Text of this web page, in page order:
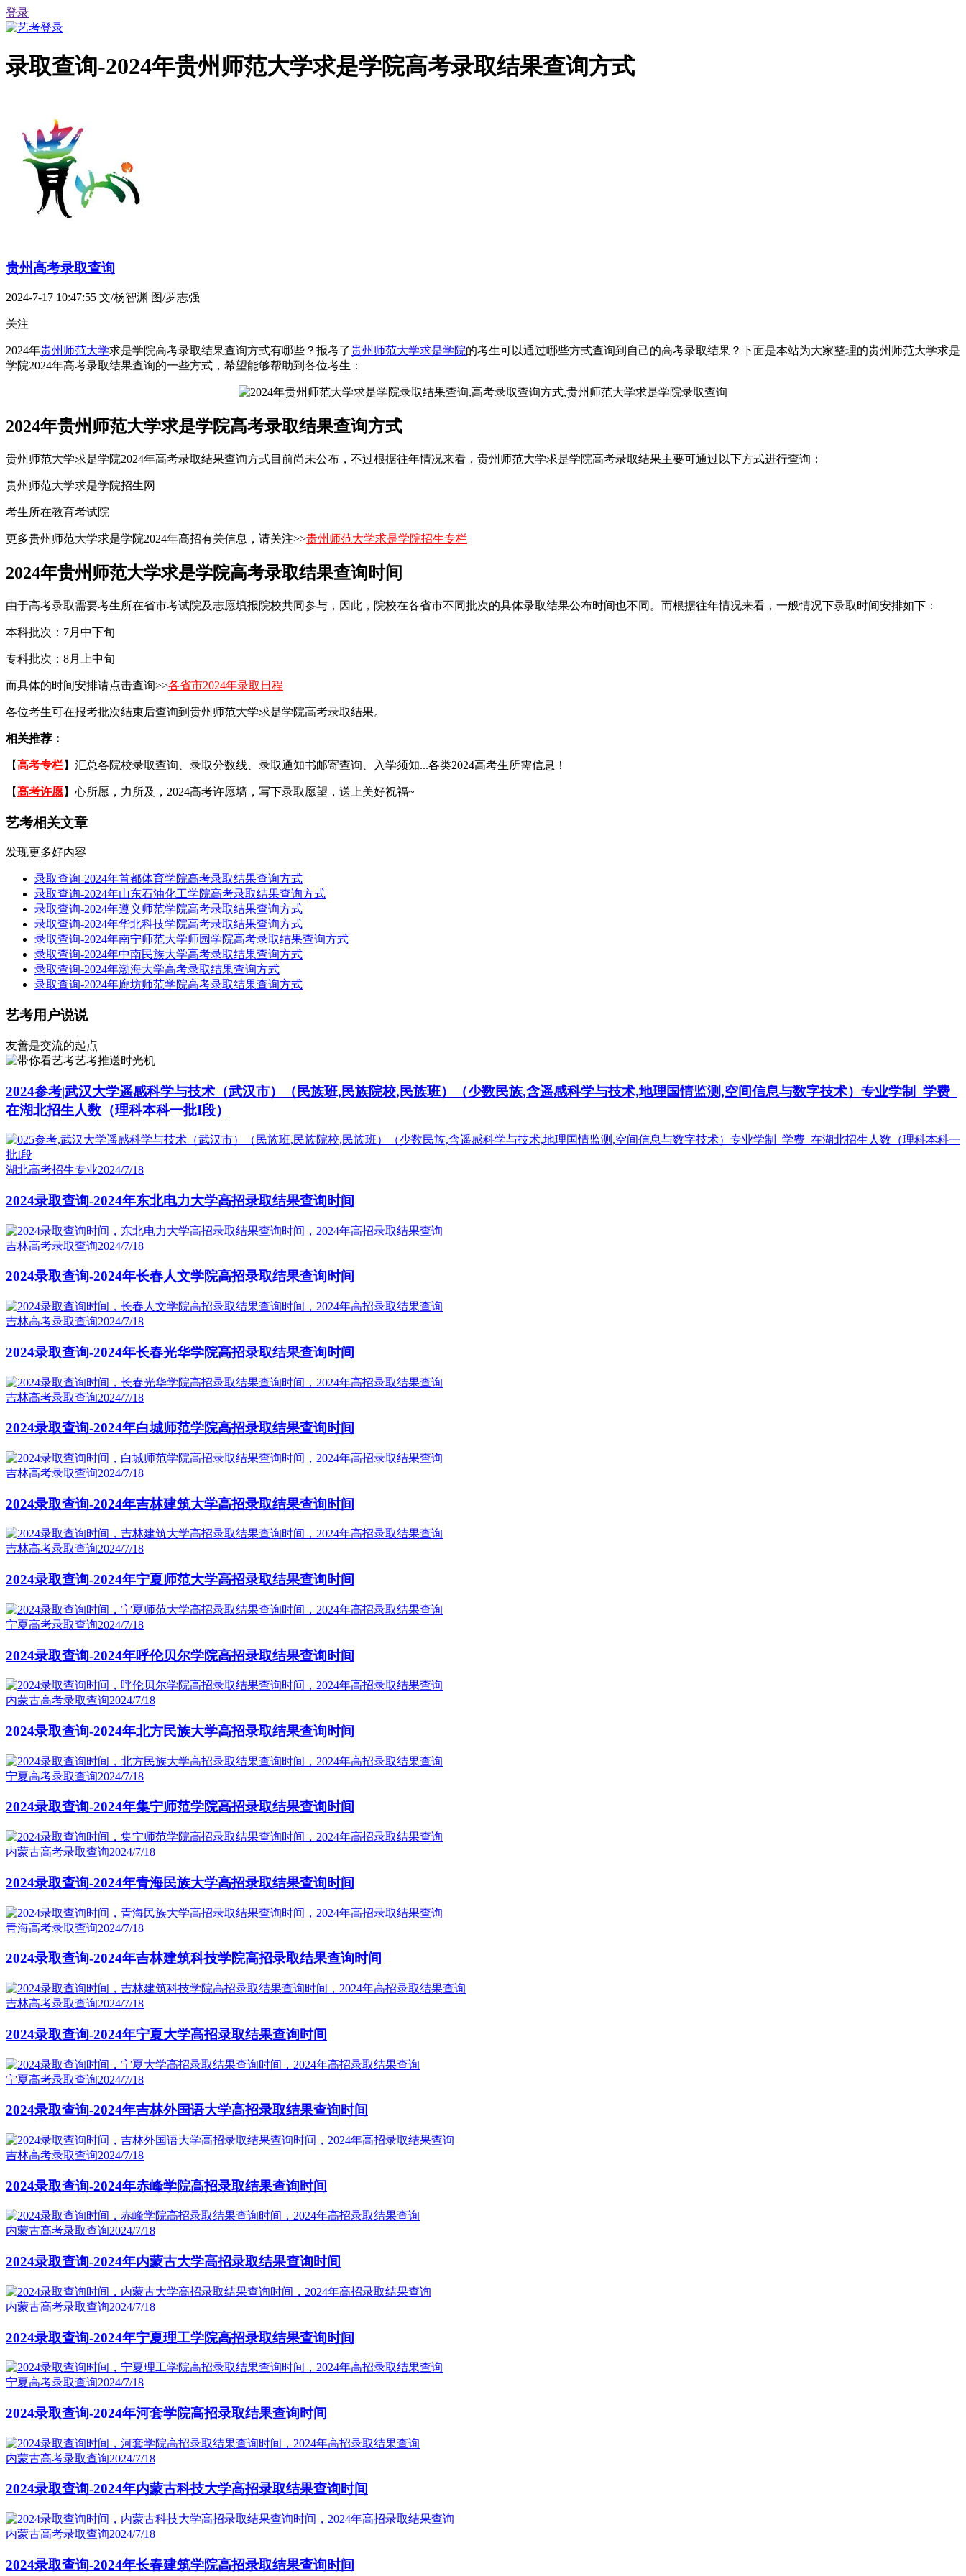
登录
录取查询-2024年贵州师范大学求是学院高考录取结果查询方式
贵州高考录取查询
2024-7-17 10:47:55 文/杨智渊 图/罗志强
关注
2024年贵州师范大学求是学院高考录取结果查询方式有哪些？报考了贵州师范大学求是学院的考生可以通过哪些方式查询到自己的高考录取结果？下面是本站为大家整理的贵州师范大学求是
学院2024年高考录取结果查询的一些方式，希望能够帮助到各位考生：
2024年贵州师范大学求是学院高考录取结果查询方式
贵州师范大学求是学院2024年高考录取结果查询方式目前尚未公布，不过根据往年情况来看，贵州师范大学求是学院高考录取结果主要可通过以下方式进行查询：
贵州师范大学求是学院招生网
考生所在教育考试院
更多贵州师范大学求是学院2024年高招有关信息，请关注>>贵州师范大学求是学院招生专栏
2024年贵州师范大学求是学院高考录取结果查询时间
由于高考录取需要考生所在省市考试院及志愿填报院校共同参与，因此，院校在各省市不同批次的具体录取结果公布时间也不同。而根据往年情况来看，一般情况下录取时间安排如下：
本科批次：7月中下旬
专科批次：8月上中旬
而具体的时间安排请点击查询>>各省市2024年录取日程
各位考生可在报考批次结束后查询到贵州师范大学求是学院高考录取结果。
相关推荐：
【高考专栏】汇总各院校录取查询、录取分数线、录取通知书邮寄查询、入学须知...各类2024高考生所需信息！
【高考许愿】心所愿，力所及，2024高考许愿墙，写下录取愿望，送上美好祝福~
艺考相关文章
发现更多好内容
录取查询-2024年首都体育学院高考录取结果查询方式
录取查询-2024年山东石油化工学院高考录取结果查询方式
录取查询-2024年遵义师范学院高考录取结果查询方式
录取查询-2024年华北科技学院高考录取结果查询方式
录取查询-2024年南宁师范大学师园学院高考录取结果查询方式
录取查询-2024年中南民族大学高考录取结果查询方式
录取查询-2024年渤海大学高考录取结果查询方式
录取查询-2024年廊坊师范学院高考录取结果查询方式
艺考用户说说
友善是交流的起点
艺考推送时光机
2024参考|武汉大学遥感科学与技术（武汉市）（民族班,民族院校,民族班）（少数民族,含遥感科学与技术,地理国情监测,空间信息与数字技术）专业学制_学费_
在湖北招生人数（理科本科一批I段）
湖北高考招生专业2024/7/18
2024录取查询-2024年东北电力大学高招录取结果查询时间
吉林高考录取查询2024/7/18
2024录取查询-2024年长春人文学院高招录取结果查询时间
吉林高考录取查询2024/7/18
2024录取查询-2024年长春光华学院高招录取结果查询时间
吉林高考录取查询2024/7/18
2024录取查询-2024年白城师范学院高招录取结果查询时间
吉林高考录取查询2024/7/18
2024录取查询-2024年吉林建筑大学高招录取结果查询时间
吉林高考录取查询2024/7/18
2024录取查询-2024年宁夏师范大学高招录取结果查询时间
宁夏高考录取查询2024/7/18
2024录取查询-2024年呼伦贝尔学院高招录取结果查询时间
内蒙古高考录取查询2024/7/18
2024录取查询-2024年北方民族大学高招录取结果查询时间
宁夏高考录取查询2024/7/18
2024录取查询-2024年集宁师范学院高招录取结果查询时间
内蒙古高考录取查询2024/7/18
2024录取查询-2024年青海民族大学高招录取结果查询时间
青海高考录取查询2024/7/18
2024录取查询-2024年吉林建筑科技学院高招录取结果查询时间
吉林高考录取查询2024/7/18
2024录取查询-2024年宁夏大学高招录取结果查询时间
宁夏高考录取查询2024/7/18
2024录取查询-2024年吉林外国语大学高招录取结果查询时间
吉林高考录取查询2024/7/18
2024录取查询-2024年赤峰学院高招录取结果查询时间
内蒙古高考录取查询2024/7/18
2024录取查询-2024年内蒙古大学高招录取结果查询时间
内蒙古高考录取查询2024/7/18
2024录取查询-2024年宁夏理工学院高招录取结果查询时间
宁夏高考录取查询2024/7/18
2024录取查询-2024年河套学院高招录取结果查询时间
内蒙古高考录取查询2024/7/18
2024录取查询-2024年内蒙古科技大学高招录取结果查询时间
内蒙古高考录取查询2024/7/18
2024录取查询-2024年长春建筑学院高招录取结果查询时间